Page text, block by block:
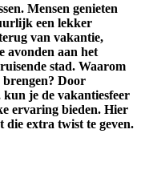
Mensen genieten
een lekker
van vakantie,
avonden aan het
stad. Waarom
brengen? Door
kun je de vakantiesfeer
ervaring bieden. Hier
die extra twist te geven.